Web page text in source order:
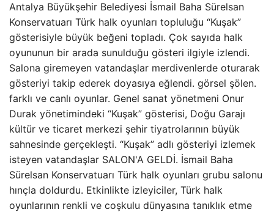
Antalya Büyükşehir Belediyesi İsmail Baha Sürelsan
Konservatuarı Türk halk oyunları topluluğu “Kuşak”
gösterisiyle büyük beğeni topladı. Çok sayıda halk
oyununun bir arada sunulduğu gösteri ilgiyle izlendi.
Salona giremeyen vatandaşlar merdivenlerde oturarak
gösteriyi takip ederek doyasıya eğlendi. görsel şölen.
farklı ve canlı oyunlar. Genel sanat yönetmeni Onur
Durak yönetimindeki “Kuşak” gösterisi, Doğu Garajı
kültür ve ticaret merkezi şehir tiyatrolarının büyük
sahnesinde gerçekleşti. “Kuşak” adlı gösteriyi izlemek
isteyen vatandaşlar SALON'A GELDİ. İsmail Baha
Sürelsan Konservatuarı Türk halk oyunları grubu salonu
hınçla doldurdu. Etkinlikte izleyiciler, Türk halk
oyunlarının renkli ve coşkulu dünyasına tanıklık etme